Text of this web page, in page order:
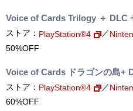
Voice of Cards Trilogy ＋ DLC
ストア： PlayStation®4 ／
50%OFF
Voice of Cards ドラゴンの島+
ストア： PlayStation®4 ／
60%OFF